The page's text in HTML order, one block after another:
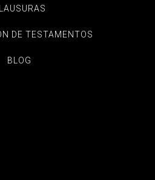
DE TESTAMENTOS
BLOG